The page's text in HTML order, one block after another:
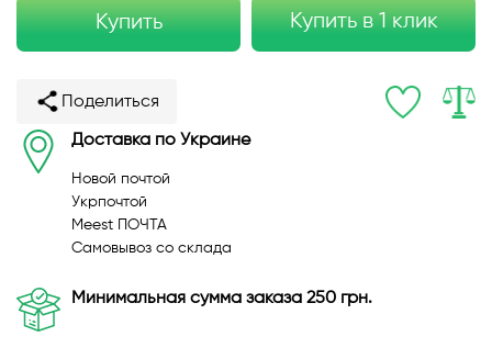
Купить Купить в 1 клик
Поделиться
Доставка по Украине
Новой почтой
Укрпочтой
Meest ПОЧТА
Самовывоз со склада
Минимальная сумма заказа 250 грн.